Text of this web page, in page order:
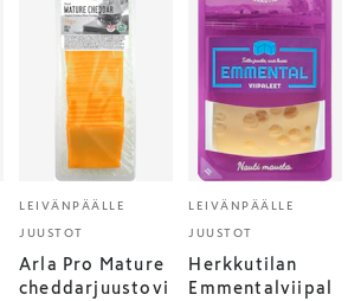
LEIVÄNPÄÄLLE
JUUSTOT
Arla Pro Mature
cheddarjuustovi
LEIVÄNPÄÄLLE
JUUSTOT
Herkkutilan
Emmentalviipal